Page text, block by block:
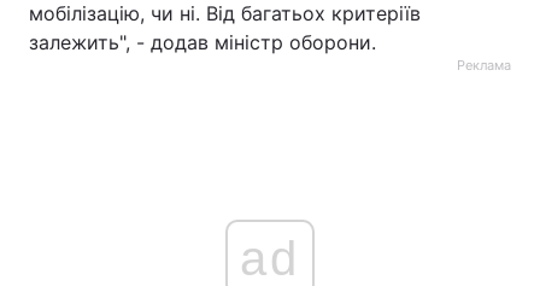
мобілізацію, чи ні. Від багатьох критеріїв
залежить", - додав міністр оборони.
Реклама
ad